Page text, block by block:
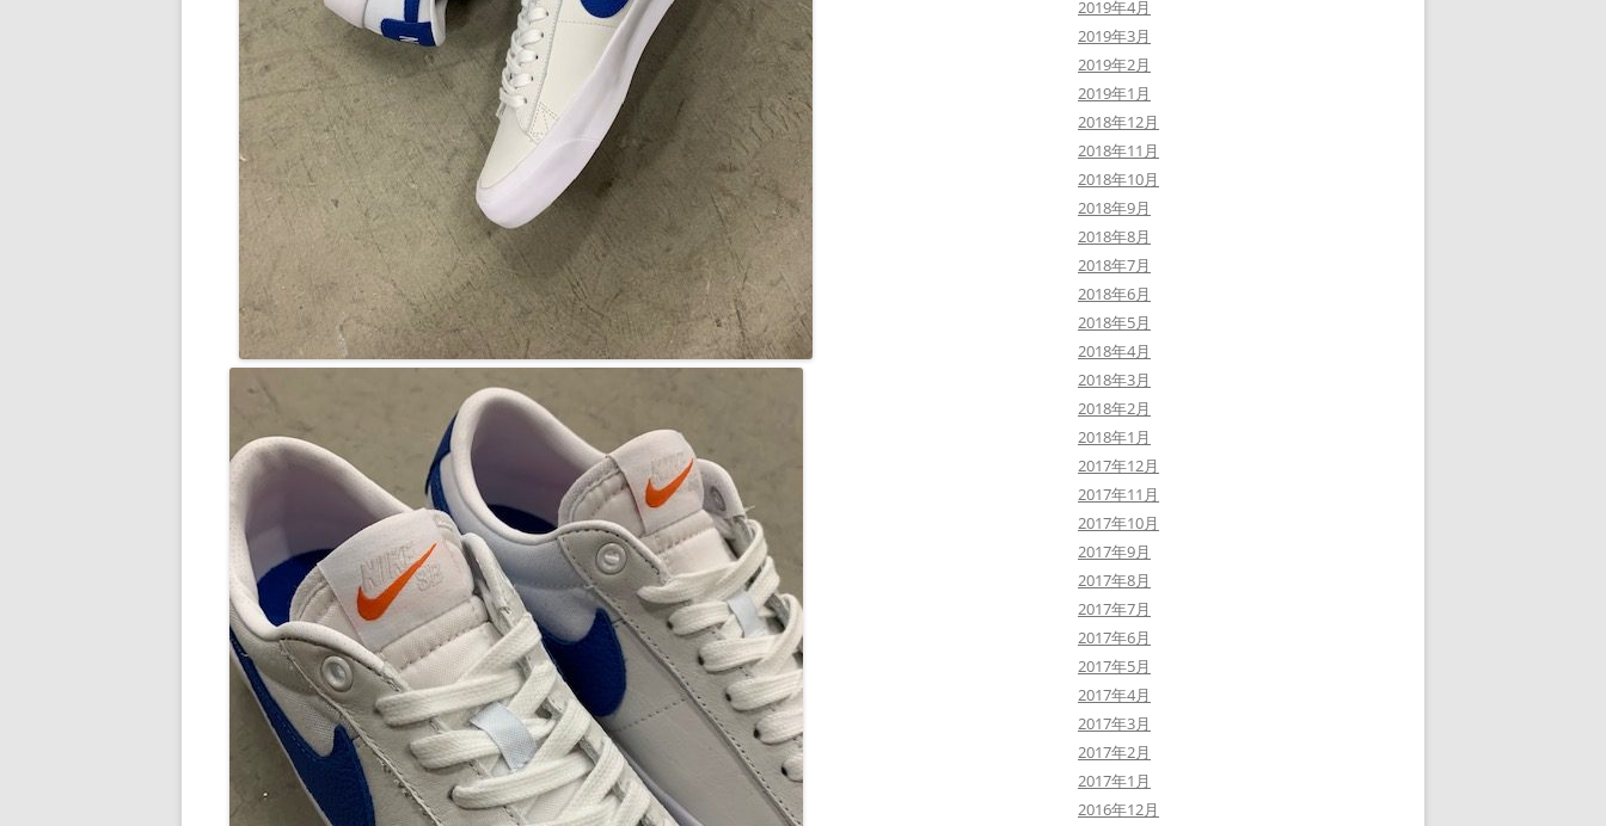
2019年4月
2019年3月
2019年2月
2019年1月
2018年12月
2018年11月
2018年10月
2018年9月
2018年8月
2018年7月
2018年6月
2018年5月
2018年4月
2018年3月
2018年2月
2018年1月
2017年12月
2017年11月
2017年10月
2017年9月
2017年8月
2017年7月
2017年6月
2017年5月
2017年4月
2017年3月
2017年2月
2017年1月
2016年12月